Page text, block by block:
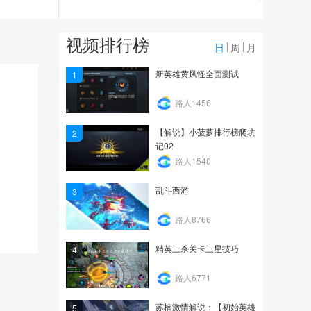
560
FLY[精英闯关]第一章
BOOS关！
559
视频排行榜 日 周 月
1 新英雄黄风怪全面测试
路人1456
2
【解说】小菠萝排行榜爬坑
记02
路人1540
3 乱斗西游
路人8766
4 精英三杀关卡三星技巧
路人6771
5 苏楠激情解说：【初始英雄